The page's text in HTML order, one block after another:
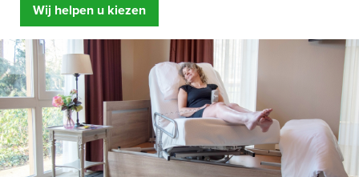
Wij helpen u kiezen